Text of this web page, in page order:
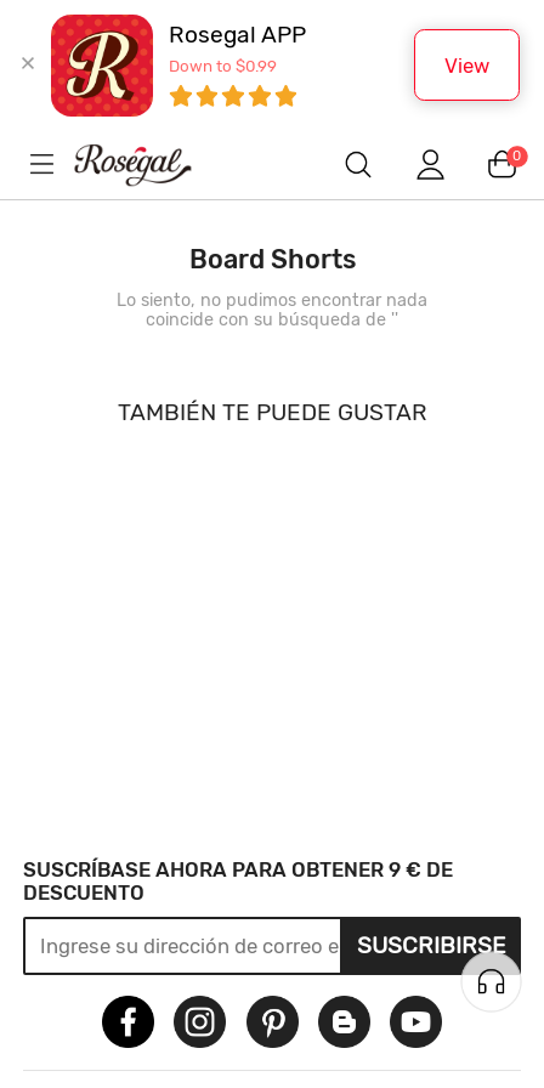
Rosegal APP
Down to $0.99 View
0
Board Shorts
Lo siento, no pudimos encontrar nada
coincide con su búsqueda de ''
TAMBIÉN TE PUEDE GUSTAR
SUSCRÍBASE AHORA PARA OBTENER 9 € DE
DESCUENTO
SUSCRIBIRSE